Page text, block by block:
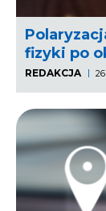
fizyki po
REDAKCJA